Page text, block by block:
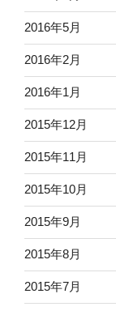
2016年5月
2016年2月
2016年1月
2015年12月
2015年11月
2015年10月
2015年9月
2015年8月
2015年7月